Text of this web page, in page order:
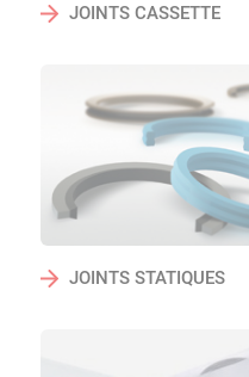
JOINTS CASSETTE
JOINTS STATIQUES